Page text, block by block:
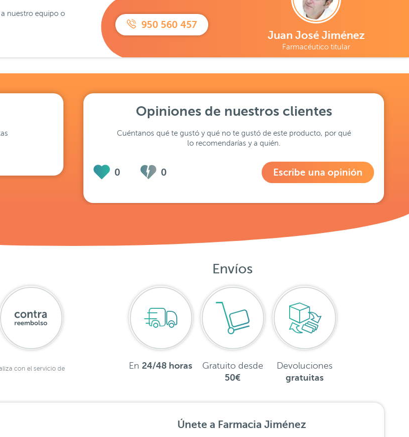
nuestro equipo o
950 560 457
Juan José Jiménez
Farmacéutico titular
Opiniones de nuestros clientes
Cuéntanos qué te gustó y qué no te gustó de este producto, por qué
lo recomendarías y a quién.
0 0 Escribe una opinión
con el servicio de
Envíos
En 24/48 horas
Gratuito desde
50€
Devoluciones
gratuitas
Únete a Farmacia Jiménez